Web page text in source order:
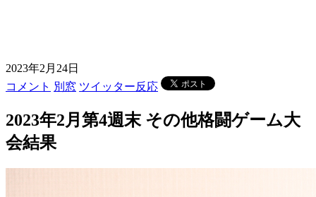
2023年2月24日
コメント 別窓 ツイッター反応
2023年2月第4週末 その他格闘ゲーム大
会結果